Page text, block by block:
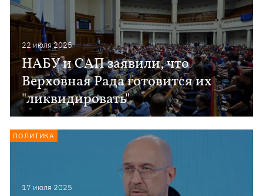
22 июля 2025
НАБУ и САП заявили, что
Верховная Рада готовится их
"ликвидировать"
17 июля 2025
ПОЛИТИКА